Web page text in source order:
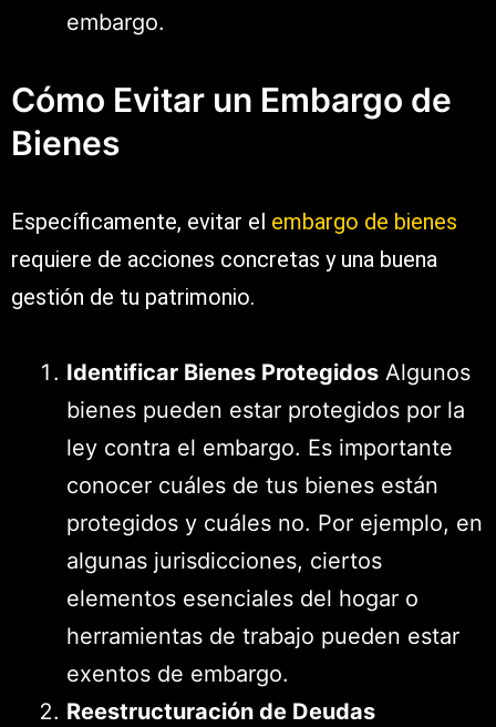
embargo.
Cómo Evitar un Embargo de
Bienes
Específicamente, evitar el embargo de bienes
requiere de acciones concretas y una buena
gestión de tu patrimonio.
Identificar Bienes Protegidos Algunos
bienes pueden estar protegidos por la
ley contra el embargo. Es importante
conocer cuáles de tus bienes están
protegidos y cuáles no. Por ejemplo, en
algunas jurisdicciones, ciertos
elementos esenciales del hogar o
herramientas de trabajo pueden estar
exentos de embargo.
Reestructuración de Deudas